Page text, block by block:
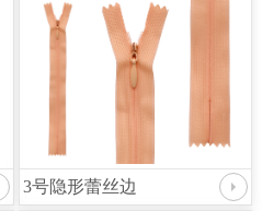
3号隐形蕾丝边